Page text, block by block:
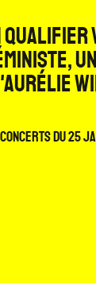
qualifier
du 25